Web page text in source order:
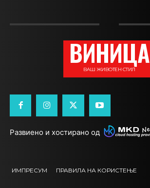
ВИНИЦА
ВАШ ЖИВОТЕН СТИЛ
Развиено и хостирано од
ИМПРЕСУМ ПРАВИЛА НА КОРИСТЕЊЕ